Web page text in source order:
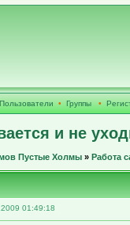
Пользователи • Группы •
и не
Пустые Холмы » Работа
01:49:18